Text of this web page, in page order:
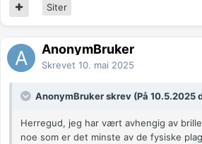
nærsyntheten bedre.
Siter
AnonymBruker
Skrevet 10. mai 2025
AnonymBruker skrev (På 10.5.2025
Herregud, jeg har vært avhengig av
noe som er det minste av de fysiske